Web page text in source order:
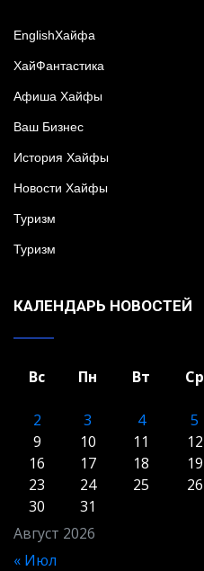
EnglishХайфа
XайФантастика
Афиша Хайфы
Ваш Бизнес
История Хайфы
Новости Хайфы
Туризм
Туризм
КАЛЕНДАРЬ НОВОСТЕЙ
Август 2026
Вс Пн Вт Ср
2
3 4 5
9
10 11 12
16
17 18 19
23
24 25 26
30
31
« Июл